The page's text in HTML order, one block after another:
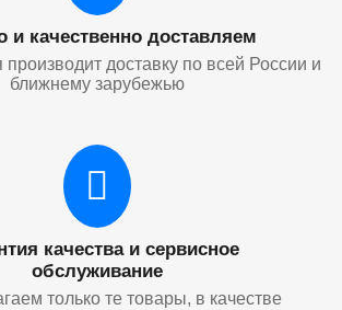
и качественно доставляем
доставку по всей России и
ближнему зарубежью
качества и сервисное
обслуживание
только те товары, в качестве